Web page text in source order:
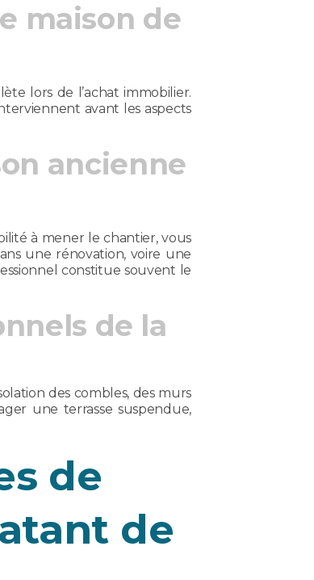
maison de
lors de l’achat immobilier.
avant les aspects
ancienne
à mener le chantier, vous
une rénovation, voire une
constitue souvent le
de la
des combles, des murs
une terrasse suspendue,
de
de